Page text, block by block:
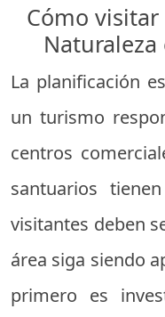
Cómo
Naturaleza
La planificación
un turismo
centros
santuarios
visitantes deben
área siga siendo
primero es